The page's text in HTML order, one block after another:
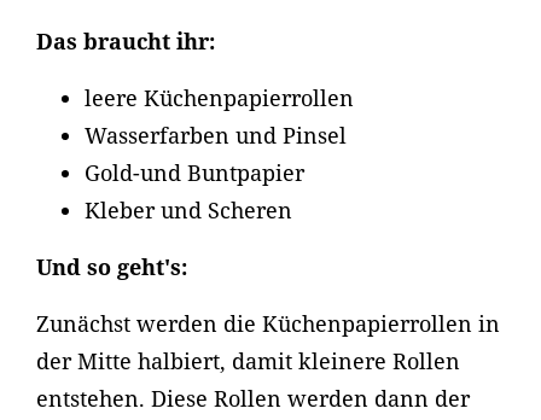
Das braucht ihr:
leere Küchenpapierrollen
Wasserfarben und Pinsel
Gold-und Buntpapier
Kleber und Scheren
Und so geht's:
Zunächst werden die Küchenpapierrollen in
der Mitte halbiert, damit kleinere Rollen
entstehen. Diese Rollen werden dann der